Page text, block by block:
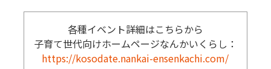
各種イベント詳細はこちらから
子育て世代向けホームページなんかいくらし：
https://kosodate.nankai-ensenkachi.com/